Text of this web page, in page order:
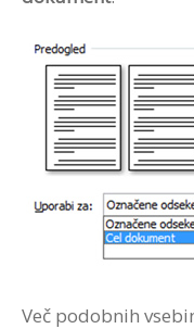
Več podobnih